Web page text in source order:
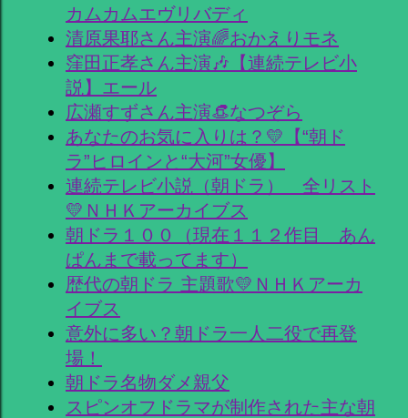
カムカムエヴリバディ
清原果耶さん主演🌈おかえりモネ
窪田正孝さん主演🎶【連続テレビ小
説】エール
広瀬すずさん主演👒なつぞら
あなたのお気に入りは？💛【“朝ド
ラ”ヒロインと“大河”女優】
連続テレビ小説（朝ドラ） 全リスト
💛ＮＨＫアーカイブス
朝ドラ１００（現在１１２作目 あん
ぱんまで載ってます）
歴代の朝ドラ 主題歌💛ＮＨＫアーカ
イブス
意外に多い？朝ドラ一人二役で再登
場！
朝ドラ名物ダメ親父
スピンオフドラマが制作された主な朝